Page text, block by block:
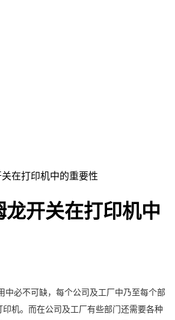
在打印机中的重要性
龙开关在打印机中
中必不可缺，每个公司及工厂中乃至每个部
机。而在公司及工厂有些部门还需要各种